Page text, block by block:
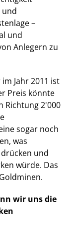
und
–
und
Anlegern zu
Jahr 2011 ist
Preis könnte
Richtung 2'000
sogar noch
was
und
würde. Das
wir uns die